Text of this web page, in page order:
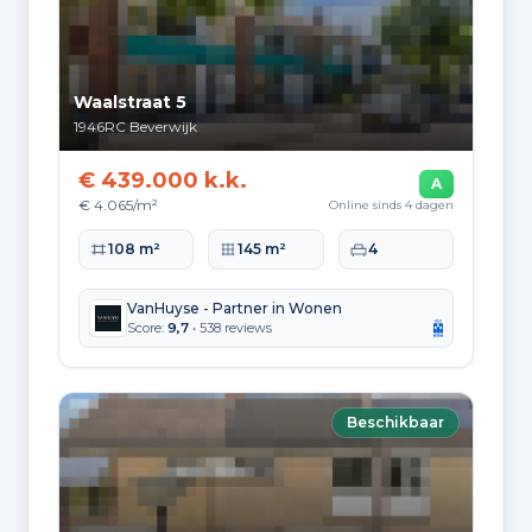
Buiten Europa
8.950
Woningvoorraad en
bouwperiodes
Soorten woningen
Hoekwoningen 2.302
Appartementen 9.009
820
Twee-onder-één-kap woningen 1.366
Waalstraat 5
1946RC Beverwijk
€ 439.000 k.k.
€ 4.065/m²
A
Online sinds 4 dagen
Woonoppervlakte
108 m² Perceeloppervlakte
145 m² Slaapkamers
4
VanHuyse - Partner in Wonen
Score: 9,7 • 538 reviews
Beschikbaar